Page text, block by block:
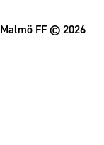
Malmö FF© 2026